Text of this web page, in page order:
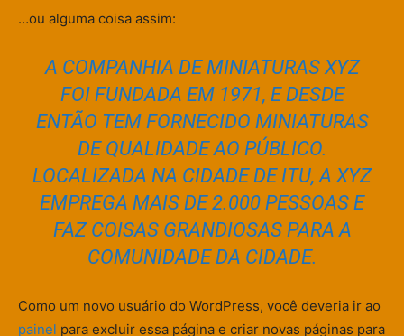
…ou alguma coisa assim:
A COMPANHIA DE MINIATURAS XYZ
FOI FUNDADA EM 1971, E DESDE
ENTÃO TEM FORNECIDO MINIATURAS
DE QUALIDADE AO PÚBLICO.
LOCALIZADA NA CIDADE DE ITU, A XYZ
EMPREGA MAIS DE 2.000 PESSOAS E
FAZ COISAS GRANDIOSAS PARA A
COMUNIDADE DA CIDADE.
Como um novo usuário do WordPress, você deveria ir ao
painel para excluir essa página e criar novas páginas para